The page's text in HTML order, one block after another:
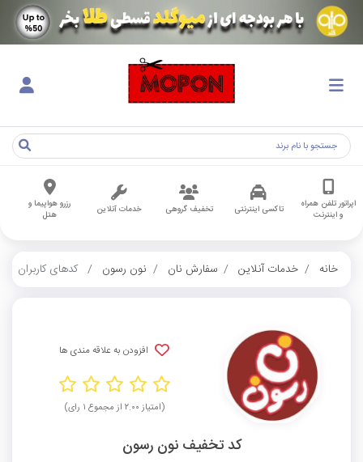
اپراتور تلفن همراه
و اینترنت
تاکسی اینترنتی تخفیف گروهی خدمات آنلاین
رزرو هواپیما و
هتل
خانه خدمات آنلاین سفارش نان نون رسون کدهای کاربران
افزودن به علاقه مندی ها
(امتیاز ۲.۰۰ از مجموع ۱ رای)
کد تخفیف نون رسون